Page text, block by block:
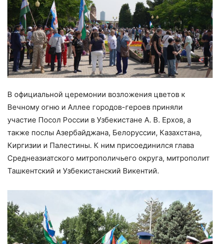
В официальной церемонии возложения цветов к
Вечному огню и Аллее городов-героев приняли
участие Посол России в Узбекистане А. В. Ерхов, а
также послы Азербайджана, Белоруссии, Казахстана,
Киргизии и Палестины. К ним присоединился глава
Среднеазиатского митрополичьего округа, митрополит
Ташкентский и Узбекистанский Викентий.